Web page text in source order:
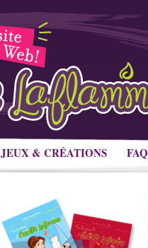
JEUX & CRÉATIONS FAQ